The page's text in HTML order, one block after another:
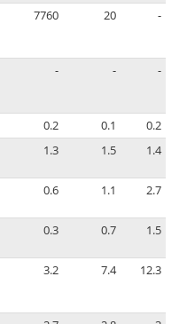
7760 20 -
- - -
0.2 0.1
0.2
1.3 1.5 1.4
0.6 1.1 2.7
0.3 0.7 1.5
3.2 7.4 12.3